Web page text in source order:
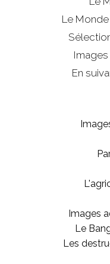
Le
En
Images
Le
Les